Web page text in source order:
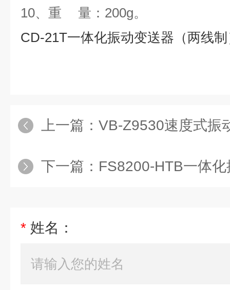
10、重
量：200g。
CD-21T一体化振动变送器（两线
上一篇： VB-Z9530速度式振
下一篇： FS8200-HTB一体
* 姓名：